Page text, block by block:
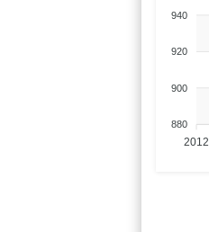
940
920
900
880
2012